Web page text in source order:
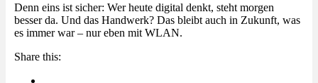
Denn eins ist sicher: Wer heute digital denkt, steht morgen
besser da. Und das Handwerk? Das bleibt auch in Zukunft, was
es immer war – nur eben mit WLAN.
Share this: